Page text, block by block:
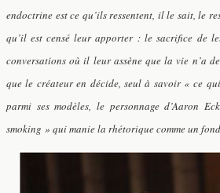
endoctrine est ce qu’ils ressentent, il le sait, le
qu’il est censé leur apporter : le sacrifice de
conversations où il leur assène que la vie n’a
que le créateur en décide, seul à savoir « ce
parmi ses modèles, le personnage d’Aaron
smoking » qui manie la rhétorique comme un